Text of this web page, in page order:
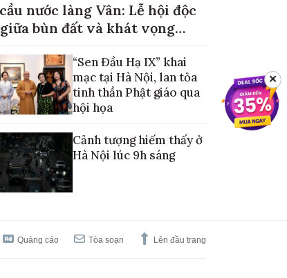
nước làng Vân: Lễ hội độc
bùn đất và khát vọng
“Sen Đầu Hạ IX” khai
mạc tại Hà Nội, lan tỏa
tinh thần Phật giáo qua
hội họa
Cảnh tượng hiếm thấy ở
Hà Nội lúc 9h sáng
Quảng cáo Tòa soạn Lên đầu trang
✕